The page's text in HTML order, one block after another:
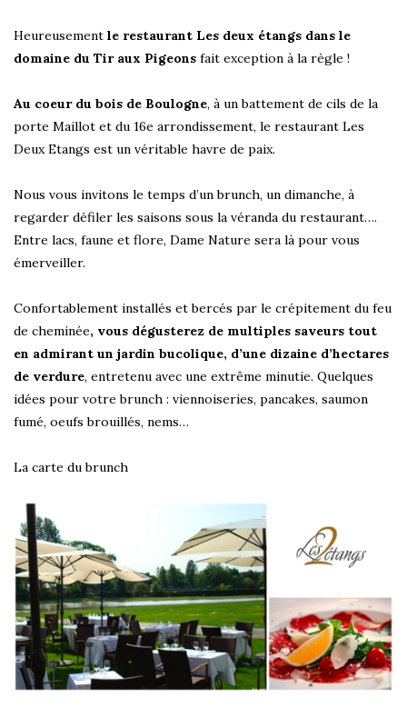
Heureusement le restaurant Les deux étangs dans le
domaine du Tir aux Pigeons fait exception à la règle !
Au coeur du bois de Boulogne, à un battement de cils de la
porte Maillot et du 16e arrondissement, le restaurant Les
Deux Etangs est un véritable havre de paix.
Nous vous invitons le temps d’un brunch, un dimanche, à
regarder défiler les saisons sous la véranda du restaurant….
Entre lacs, faune et flore, Dame Nature sera là pour vous
émerveiller.
Confortablement installés et bercés par le crépitement du feu
de cheminée, vous dégusterez de multiples saveurs tout
en admirant un jardin bucolique, d’une dizaine d’hectares
de verdure, entretenu avec une extrême minutie. Quelques
idées pour votre brunch : viennoiseries, pancakes, saumon
fumé, oeufs brouillés, nems…
La carte du brunch